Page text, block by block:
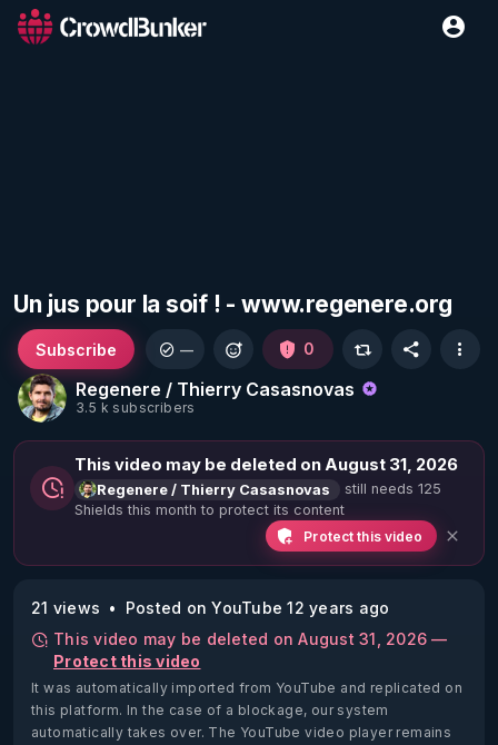
Un jus pour la soif ! - www.regenere.org
Regenere / Thierry Casasnovas
3.5 k subscribers
Subscribe — 0
This video may be deleted on August 31, 2026
Regenere / Thierry Casasnovas
still needs 125
Shields this month to protect its content
Protect this video
21 views
Posted on YouTube 12 years ago
This video may be deleted on August 31, 2026 —
Protect this video
It was automatically imported from YouTube and replicated on
this platform. In the case of a blockage, our system
automatically takes over. The YouTube video player remains